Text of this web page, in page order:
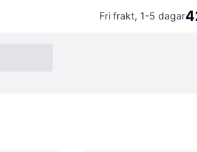
Fri frakt, 1-5 dagar